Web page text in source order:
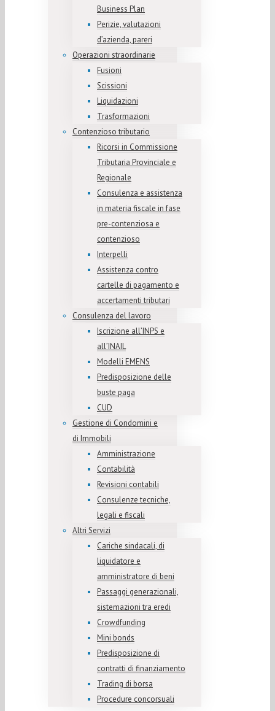
Business Plan
Perizie, valutazioni
d’azienda, pareri
Operazioni straordinarie
Fusioni
Scissioni
Liquidazioni
Trasformazioni
Contenzioso tributario
Ricorsi in Commissione
Tributaria Provinciale e
Regionale
Consulenza e assistenza
in materia fiscale in fase
pre-contenziosa e
contenzioso
Interpelli
Assistenza contro
cartelle di pagamento e
accertamenti tributari
Consulenza del lavoro
Iscrizione all’INPS e
all’INAIL
Modelli EMENS
Predisposizione delle
buste paga
CUD
Gestione di Condomini e
di Immobili
Amministrazione
Contabilità
Revisioni contabili
Consulenze tecniche,
legali e fiscali
Altri Servizi
Cariche sindacali, di
liquidatore e
amministratore di beni
Passaggi generazionali,
sistemazioni tra eredi
Crowdfunding
Mini bonds
Predisposizione di
contratti di finanziamento
Trading di borsa
Procedure concorsuali